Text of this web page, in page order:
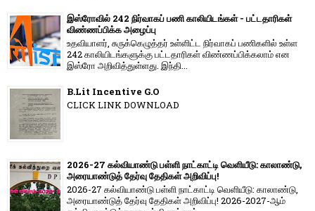
இஸ்ரோவில் 242 நிர்வாகப் பணி காலியிடங்கள் - பட்டதாரிகள்
விண்ணப்பிக்க அழைப்பு
உதவியாளர், சுருக்கெழுத்தர் உள்ளிட்ட நிர்வாகப் பணிகளில் உள்ள
242 காலியிடங்களுக்கு பட்டதாரிகள் விண்ணப்பிக்கலாம் என
இஸ்ரோ அறிவித்துள்ளது. இந்தி...
B.Lit Incentive G.O
CLICK LINK DOWNLOAD
2026-27 கல்வியாண்டு பள்ளி நாட்காட்டி வெளியீடு: காலாண்டு,
அரையாண்டுத் தேர்வு தேதிகள் அறிவிப்பு!
2026-27 கல்வியாண்டு பள்ளி நாட்காட்டி வெளியீடு: காலாண்டு,
அரையாண்டுத் தேர்வு தேதிகள் அறிவிப்பு! 2026-2027-ஆம்